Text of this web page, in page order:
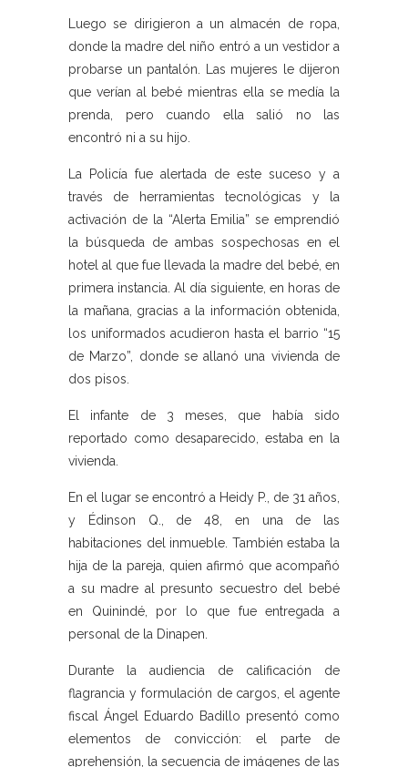
Luego se dirigieron a un almacén de ropa,
donde la madre del niño entró a un vestidor a
probarse un pantalón. Las mujeres le dijeron
que verían al bebé mientras ella se medía la
prenda, pero cuando ella salió no las
encontró ni a su hijo.
La Policía fue alertada de este suceso y a
través de herramientas tecnológicas y la
activación de la “Alerta Emilia” se emprendió
la búsqueda de ambas sospechosas en el
hotel al que fue llevada la madre del bebé, en
primera instancia. Al día siguiente, en horas de
la mañana, gracias a la información obtenida,
los uniformados acudieron hasta el barrio “15
de Marzo”, donde se allanó una vivienda de
dos pisos.
El infante de 3 meses, que había sido
reportado como desaparecido, estaba en la
vivienda.
En el lugar se encontró a Heidy P., de 31 años,
y Édinson Q., de 48, en una de las
habitaciones del inmueble. También estaba la
hija de la pareja, quien afirmó que acompañó
a su madre al presunto secuestro del bebé
en Quinindé, por lo que fue entregada a
personal de la Dinapen.
Durante la audiencia de calificación de
flagrancia y formulación de cargos, el agente
fiscal Ángel Eduardo Badillo presentó como
elementos de convicción: el parte de
aprehensión, la secuencia de imágenes de las